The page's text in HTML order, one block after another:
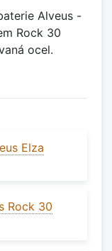
Alveus -
Rock 30
ocel.
Elza
Rock 30